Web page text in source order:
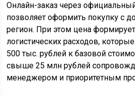
Онлайн-заказ через
позволяет оформить покупку с
регион. При этом цена
логистических расходов,
500 тыс. рублей к базовой
свыше 25 млн рублей
менеджером и приоритетным